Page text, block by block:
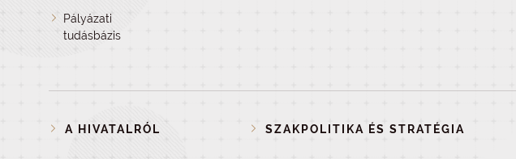
Pályázati
tudásbázis
A HIVATALRÓL SZAKPOLITIKA ÉS STRATÉGIA